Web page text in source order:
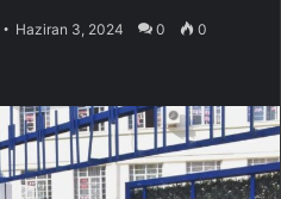
Haziran 3, 2024 0 0